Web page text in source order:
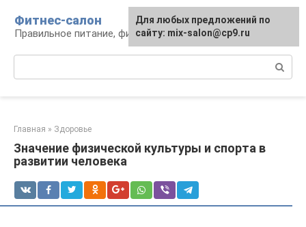
контенту
Фитнес-салон
Правильное питание, фитнес, образ жизни
Главная » Здоровье
Значение физической культуры и спорта в
развитии человека
Для любых предложений по
сайту: mix-salon@cp9.ru